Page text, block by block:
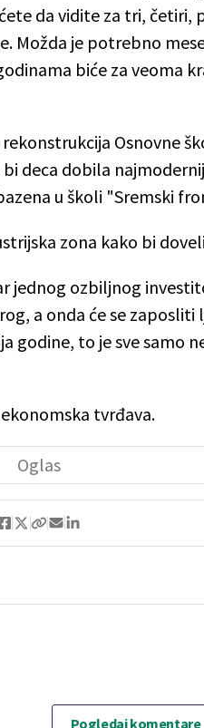
da vidite za tri, četiri,
Možda je potrebno
biće za veoma
Osnovne
deca dobila
u školi "Sremski
zona kako bi
jednog ozbiljnog
a onda će se zaposliti
godine, to je sve samo
tvrđava.
Pogledaj komentare